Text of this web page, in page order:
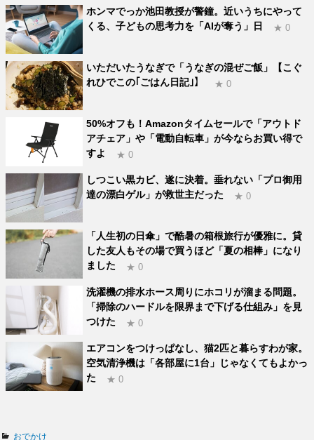
ホンマでっか池田教授が警鐘。近いうちにやって
くる、子どもの思考力を「AIが奪う」日
★ 0
いただいたうなぎで「うなぎの混ぜご飯」【こぐ
れひでこの｢ごはん日記｣】
★ 0
50%オフも！Amazonタイムセールで「アウトド
アチェア」や「電動自転車」が今ならお買い得で
すよ
★ 0
しつこい黒カビ、遂に決着。垂れない「プロ御用
達の漂白ゲル」が救世主だった
★ 0
「人生初の日傘」で酷暑の箱根旅行が優雅に。貸
した友人もその場で買うほど「夏の相棒」になり
ました
★ 0
洗濯機の排水ホース周りにホコリが溜まる問題。
「掃除のハードルを限界まで下げる仕組み」を見
つけた
★ 0
エアコンをつけっぱなし、猫2匹と暮らすわが家。
空気清浄機は「各部屋に1台」じゃなくてもよかっ
た
★ 0
カ
おでかけ